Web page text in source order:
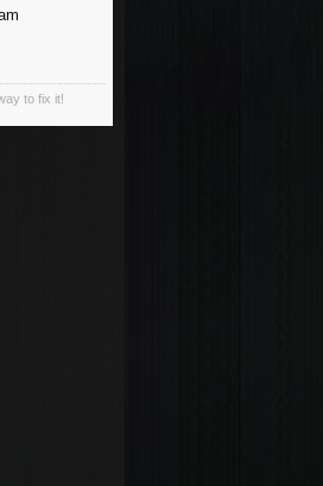
to fix it!